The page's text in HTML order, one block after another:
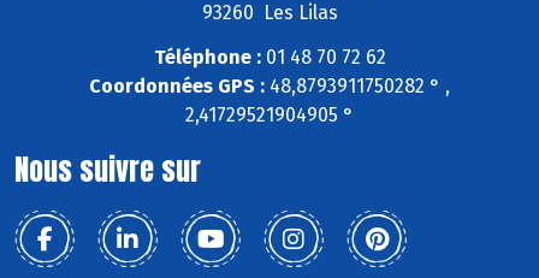
93260 Les Lilas
Téléphone :01 48 70 72 62
Coordonnées GPS : 48,8793911750282 ° ,
2,41729521904905 °
Nous suivre sur